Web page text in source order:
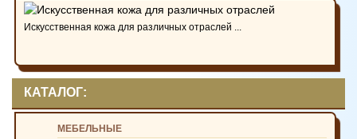
Искусственная кожа для различных отраслей ...
КАТАЛОГ:
МЕБЕЛЬНЫЕ